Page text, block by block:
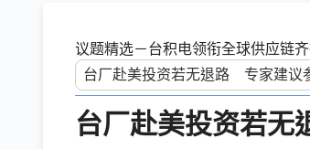
议题精选－台积电领衔全球供应链
台厂赴美投资若